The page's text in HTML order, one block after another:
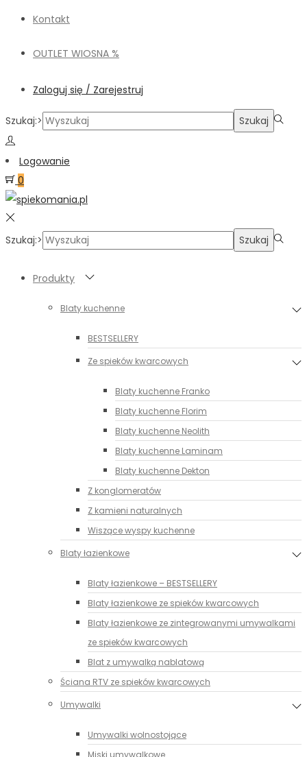
Kontakt
OUTLET WIOSNA %
Zaloguj się / Zarejestruj
Szukaj:> Szukaj
Logowanie
0
Szukaj:> Szukaj
Produkty
Blaty kuchenne
BESTSELLERY
Ze spieków kwarcowych
Blaty kuchenne Franko
Blaty kuchenne Florim
Blaty kuchenne Neolith
Blaty kuchenne Laminam
Blaty kuchenne Dekton
Z konglomeratów
Z kamieni naturalnych
Wiszące wyspy kuchenne
Blaty łazienkowe
Blaty łazienkowe – BESTSELLERY
Blaty łazienkowe ze spieków kwarcowych
Blaty łazienkowe ze zintegrowanymi umywalkami
ze spieków kwarcowych
Blat z umywalką nablatową
Ściana RTV ze spieków kwarcowych
Umywalki
Umywalki wolnostojące